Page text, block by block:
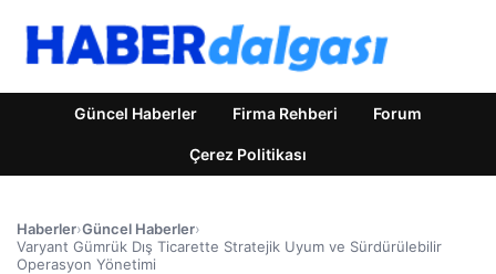
Güncel Haberler Firma Rehberi Forum
Çerez Politikası
Haberler›Güncel Haberler›
Varyant Gümrük Dış Ticarette Stratejik Uyum ve Sürdürülebilir
Operasyon Yönetimi